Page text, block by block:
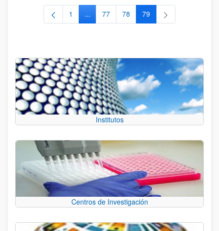
Página
1 ...Páginas intermedias Use TAB para
Página
77 Página
78 Página
79
Institutos
Centros de Investigación